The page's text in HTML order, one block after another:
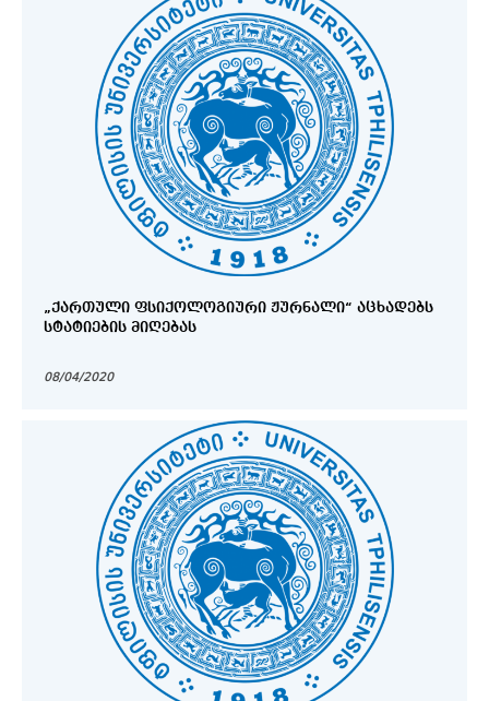
„ᲥᲐᲠᲗᲣᲚᲘ ᲤᲡᲘᲥᲝᲚᲝᲒᲘᲣᲠᲘ ᲟᲣᲠᲜᲐᲚᲘ“ ᲐᲪᲮᲐᲓᲔᲑᲡ
ᲡᲢᲐᲢᲘᲔᲑᲘᲡ ᲛᲘᲦᲔᲑᲐᲡ
08/04/2020